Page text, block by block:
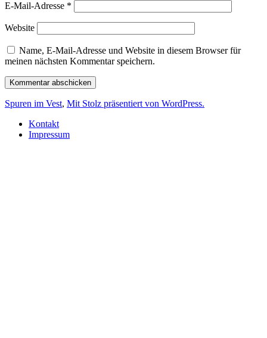
E-Mail-Adresse *
Website
Name, E-Mail-Adresse und Website in diesem Browser für
meinen nächsten Kommentar speichern.
Spuren im Vest, Mit Stolz präsentiert von WordPress.
Kontakt
Impressum